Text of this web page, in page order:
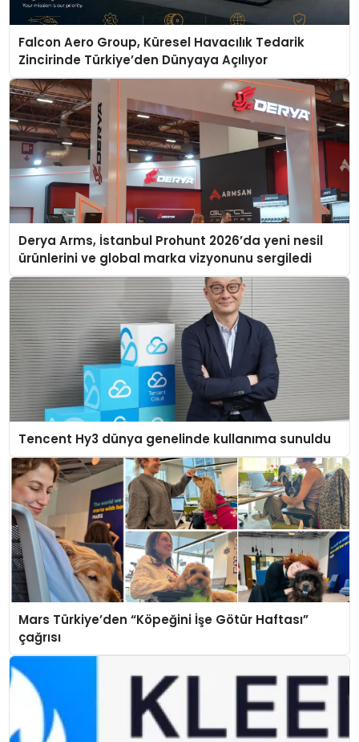
Falcon Aero Group, Küresel Havacılık Tedarik
Zincirinde Türkiye’den Dünyaya Açılıyor
Derya Arms, İstanbul Prohunt 2026’da yeni nesil
ürünlerini ve global marka vizyonunu sergiledi
Tencent Hy3 dünya genelinde kullanıma sunuldu
Mars Türkiye’den “Köpeğini İşe Götür Haftası”
çağrısı